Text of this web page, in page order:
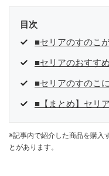
目次
■セリアのすのこ
■セリアのおすす
■セリアのすのこ
■【まとめ】セリ
※記事内で紹介した商品を購入
とがあります。